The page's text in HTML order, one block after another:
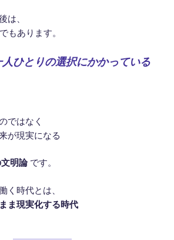
は、
もあります。
ひとりの選択にかかっている
ではなく
が現実になる
明論です。
く時代とは、
ま現実化する時代